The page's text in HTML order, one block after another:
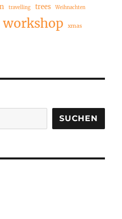
travelling trees Weihnachten
workshop xmas
SUCHEN